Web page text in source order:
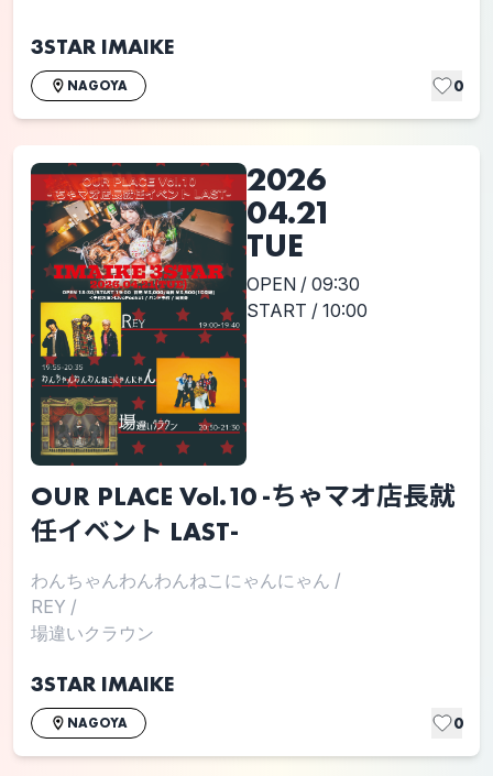
3STAR IMAIKE
NAGOYA 0
2026
04.21
TUE
OPEN / 09:30
START / 10:00
OUR PLACE Vol.10 -ちゃマオ店長就
任イベント LAST-
わんちゃんわんわんねこにゃんにゃん /
REY /
場違いクラウン
3STAR IMAIKE
NAGOYA 0